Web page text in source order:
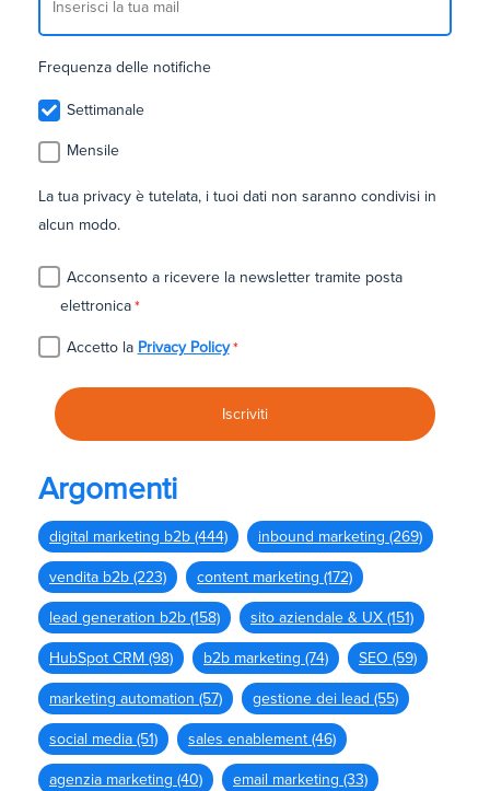
Frequenza delle notifiche
Settimanale
Mensile
La tua privacy è tutelata, i tuoi dati non saranno condivisi in
alcun modo.
Acconsento a ricevere la newsletter tramite posta
elettronica*
Accetto la Privacy Policy *
Argomenti
digital marketing b2b (444) inbound marketing (269)
vendita b2b (223) content marketing (172)
lead generation b2b (158) sito aziendale & UX (151)
HubSpot CRM (98) b2b marketing (74) SEO (59)
marketing automation (57) gestione dei lead (55)
social media (51) sales enablement (46)
agenzia marketing (40) email marketing (33)